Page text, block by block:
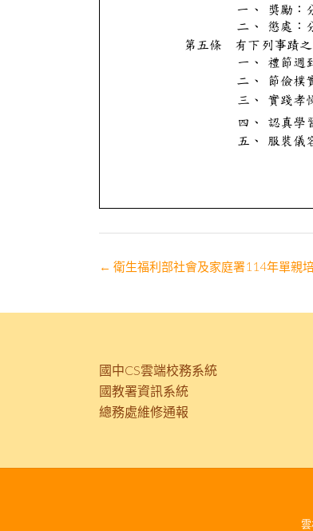
Post
← 衛生福利部社會及家庭署114年單親
國中CS雲端校務系統
國教署資訊系統
總務處維修通報
雲